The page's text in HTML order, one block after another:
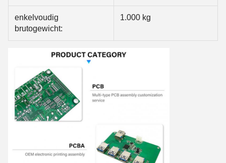
enkelvoudig
brutogewicht:
1.000 kg